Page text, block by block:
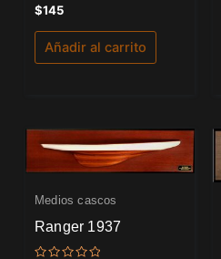
Valorado
con
0
de
$145
Añadir al carrito
Medios cascos
Ranger 1937